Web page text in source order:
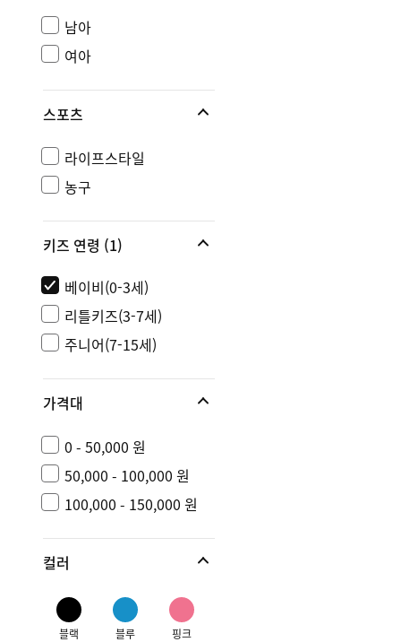
남아
여아
스포츠
라이프스타일
농구
키즈 연령 (1)
베이비(0-3세)
리틀키즈(3-7세)
주니어(7-15세)
가격대
0 - 50,000 원
50,000 - 100,000 원
100,000 - 150,000 원
컬러
블랙 블루 핑크